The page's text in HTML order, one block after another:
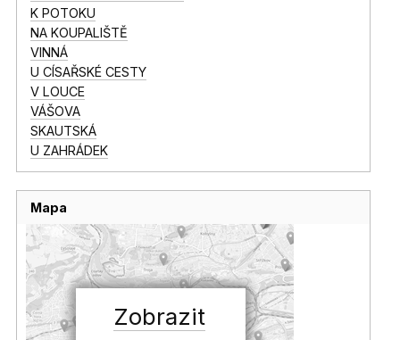
K POTOKU
NA KOUPALIŠTĚ
VINNÁ
U CÍSAŘSKÉ CESTY
V LOUCE
VÁŠOVA
SKAUTSKÁ
U ZAHRÁDEK
Mapa
Zobrazit